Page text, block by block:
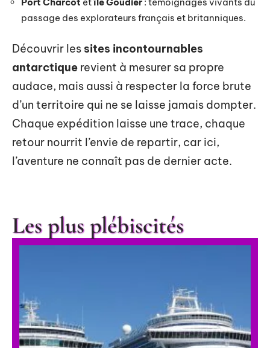
passage des explorateurs français et britanniques.
Découvrir les sites incontournables
antarctique revient à mesurer sa propre
audace, mais aussi à respecter la force brute
d’un territoire qui ne se laisse jamais dompter.
Chaque expédition laisse une trace, chaque
retour nourrit l’envie de repartir, car ici,
l’aventure ne connaît pas de dernier acte.
Les plus plébiscités